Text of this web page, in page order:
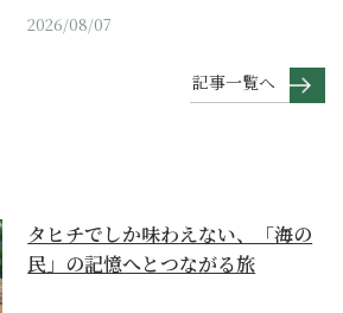
2026/08/07
記事一覧へ
タヒチでしか味わえない、「海の
民」の記憶へとつながる旅